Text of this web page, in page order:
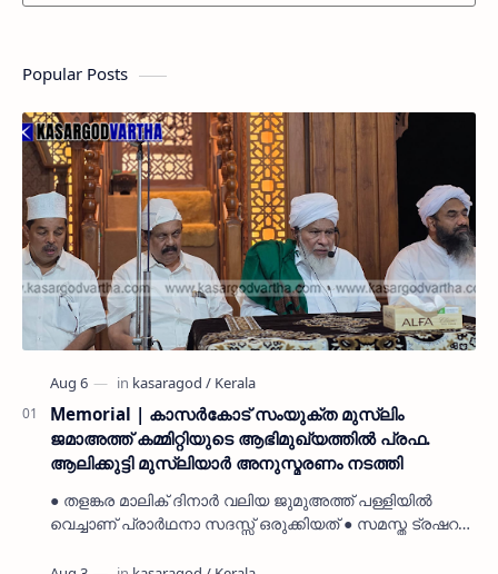
Popular Posts
Memorial | കാസർകോട് സംയുക്ത മുസ്ലിം
ജമാഅത്ത് കമ്മിറ്റിയുടെ ആഭിമുഖ്യത്തിൽ പ്രഫ.
ആലിക്കുട്ടി മുസ്ലിയാർ അനുസ്മരണം നടത്തി
● തളങ്കര മാലിക് ദിനാർ വലിയ ജുമുഅത്ത് പള്ളിയിൽ
വെച്ചാണ് പ്രാർഥനാ സദസ്സ് ഒരുക്കിയത് ● സമസ്ത ട്രഷറർ